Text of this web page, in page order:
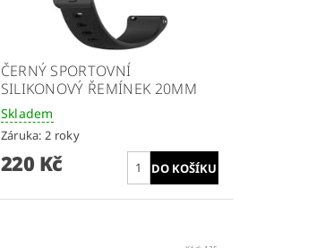
ČERNÝ SPORTOVNÍ
SILIKONOVÝ ŘEMÍNEK 20MM
Skladem
Záruka: 2 roky
220 Kč